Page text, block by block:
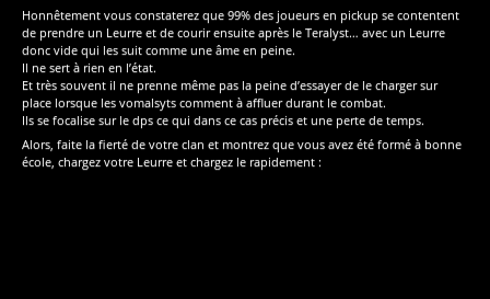
Honnêtement vous constaterez que 99% des joueurs en pickup se contentent
de prendre un Leurre et de courir ensuite après le Teralyst… avec un Leurre
donc vide qui les suit comme une âme en peine.
Il ne sert à rien en l’état.
Et très souvent il ne prenne même pas la peine d’essayer de le charger sur
place lorsque les vomalsyts comment à affluer durant le combat.
Ils se focalise sur le dps ce qui dans ce cas précis et une perte de temps.
Alors, faite la fierté de votre clan et montrez que vous avez été formé à bonne
école, chargez votre Leurre et chargez le rapidement :